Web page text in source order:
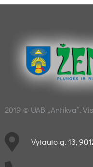
2019 © UAB „Antikva“.
Vytauto g. 13,